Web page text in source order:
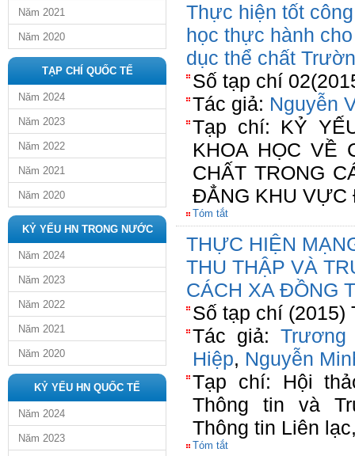
Năm 2021
Năm 2020
TẠP CHÍ QUỐC TẾ
Năm 2024
Năm 2023
Năm 2022
Năm 2021
Năm 2020
KỶ YẾU HN TRONG NƯỚC
Năm 2024
Năm 2023
Năm 2022
Năm 2021
Năm 2020
KỶ YẾU HN QUỐC TẾ
Năm 2024
Năm 2023
Thực hiện tốt
học thực hành
dục thể chất
Số tạp chí
Tác giả: Nguyễn
Tạp chí: KỶ
KHOA HỌC VỀ
CHẤT TRONG
ĐẲNG KHU VỰC
Tóm tắt
THỰC HIỆN
THU THẬP VÀ
CÁCH XA ĐỒNG
Số tạp chí (2015)
Tác giả:Trương
Hiệp, Nguyễn
Tạp chí: Hội
Thông tin và
Thông tin Liên
Tóm tắt